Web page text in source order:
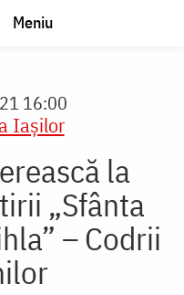
Meniu
16:00
Iaşilor
la
„Sfânta
– Codrii